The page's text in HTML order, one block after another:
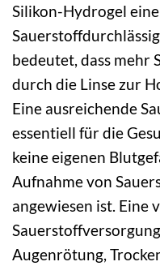
Silikon-Hydrogel
bedeutet, dass mehr
durch die Linse zur
Eine ausreichende
essentiell für die
keine eigenen
Aufnahme von
angewiesen ist. Eine
Augenrötung,